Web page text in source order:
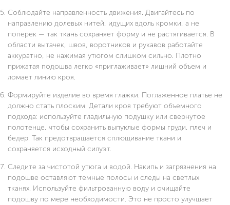
Соблюдайте направленность движения. Двигайтесь по
направлению долевых нитей, идущих вдоль кромки, а не
поперек — так ткань сохраняет форму и не растягивается. В
области вытачек, швов, воротников и рукавов работайте
аккуратно, не нажимая утюгом слишком сильно. Плотно
прижатая подошва легко «приглаживает» лишний объем и
ломает линию кроя.
Формируйте изделие во время глажки. Поглаженное платье не
должно стать плоским. Детали кроя требуют объемного
подхода: используйте гладильную подушку или свернутое
полотенце, чтобы сохранить выпуклые формы груди, плеч и
бедер. Так предотвращается сплющивание ткани и
сохраняется исходный силуэт.
Следите за чистотой утюга и водой. Накипь и загрязнения на
подошве оставляют темные полосы и следы на светлых
тканях. Используйте фильтрованную воду и очищайте
подошву по мере необходимости. Это не просто улучшает